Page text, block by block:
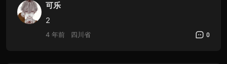
可乐
2
4 年前 四川省 0